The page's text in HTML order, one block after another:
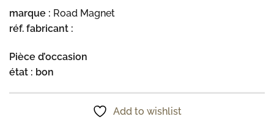
marque : Road Magnet
réf. fabricant :
Pièce d’occasion
état : bon
Add to wishlist